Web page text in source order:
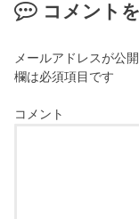
コメント
メールアドレスが公
欄は必須項目です
コメント